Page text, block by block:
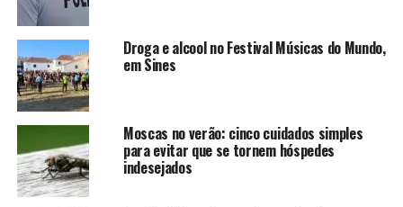
Droga e alcool no Festival Músicas do Mundo,
em Sines
Moscas no verão: cinco cuidados simples
para evitar que se tornem hóspedes
indesejados